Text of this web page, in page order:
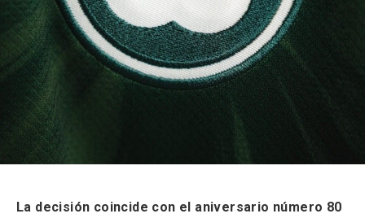
La decisión coincide con el aniversario número 80